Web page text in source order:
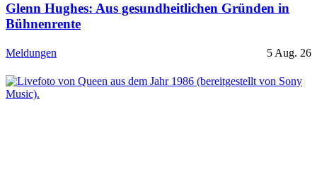
Glenn Hughes: Aus gesundheitlichen Gründen in
Bühnenrente
Meldungen 5 Aug. 26